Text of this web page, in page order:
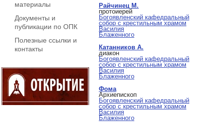
материалы
Документы и
публикации по ОПК
Полезные ссылки и
контакты
Райчинец М.
протоиерей
Богоявленский кафедральный
собор с крестильным храмом
Василия
Блаженного
Катанников А.
диакон
Богоявленский кафедральный
собор с крестильным храмом
Василия
Блаженного
Фома
Архиепископ
Богоявленский кафедральный
собор с крестильным храмом
Василия
Блаженного